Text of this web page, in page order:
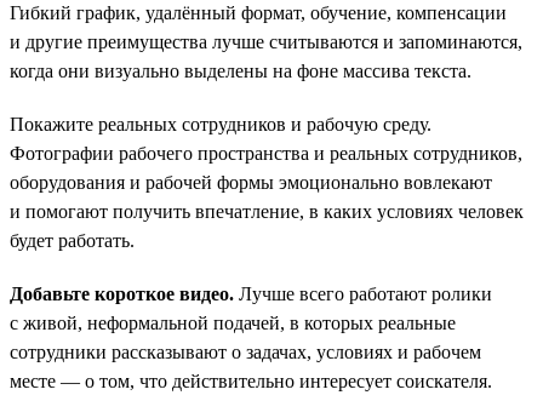
Гибкий график, удалённый формат, обучение, компенсации
и другие преимущества лучше считываются и запоминаются,
когда они визуально выделены на фоне массива текста.
Покажите реальных сотрудников и рабочую среду.
Фотографии рабочего пространства и реальных сотрудников,
оборудования и рабочей формы эмоционально вовлекают
и помогают получить впечатление, в каких условиях человек
будет работать.
Добавьте короткое видео. Лучше всего работают ролики
с живой, неформальной подачей, в которых реальные
сотрудники рассказывают о задачах, условиях и рабочем
месте — о том, что действительно интересует соискателя.